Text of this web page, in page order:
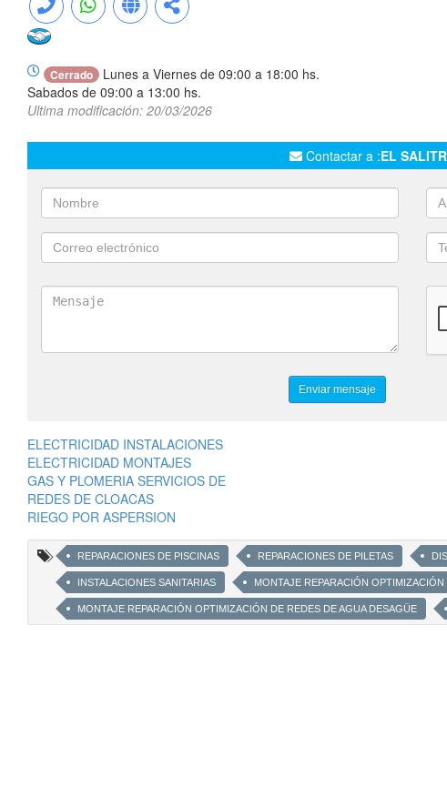
Cerrado
Lunes a Viernes de 09:00 a 18:00 hs.
Sabados de 09:00 a 13:00 hs.
Ultima modificación: 20/03/2026
Contactar a :EL
ELECTRICIDAD INSTALACIONES
ELECTRICIDAD MONTAJES
GAS Y PLOMERIA SERVICIOS DE
REDES DE CLOACAS
RIEGO POR ASPERSION
REPARACIONES DE PISCINAS REPARACIONES DE PILETAS
INSTALACIONES SANITARIAS MONTAJE REPARACIÓN
MONTAJE REPARACIÓN OPTIMIZACIÓN DE REDES DE AGUA DESAGÜE